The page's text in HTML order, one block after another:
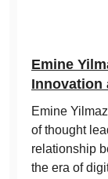
Emine
Innovation
Emine
of thought
relationship
the era of